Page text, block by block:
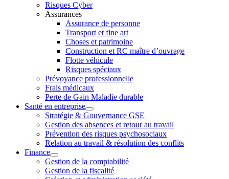
Risques Cyber
Assurances
Assurance de personne
Transport et fine art
Choses et patrimoine
Construction et RC maître d’ouvrage
Flotte véhicule
Risques spéciaux
Prévoyance professionnelle
Frais médicaux
Perte de Gain Maladie durable
Santé en entreprise
Stratégie & Gouvernance GSE
Gestion des absences et retour au travail
Prévention des risques psychosociaux
Relation au travail & résolution des conflits
Finance
Gestion de la comptabilité
Gestion de la fiscalité